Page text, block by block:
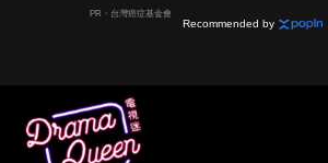
PR・台灣癌症基金會
Recommended by